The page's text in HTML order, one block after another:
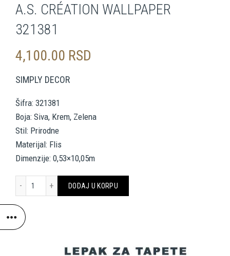
A.S. CRÉATION WALLPAPER
321381
4,100.00 RSD
SIMPLY DECOR
Šifra: 321381
Boja: Siva, Krem, Zelena
Stil: Prirodne
Materijal: Flis
Dimenzije: 0,53×10,05m
DODAJ U KORPU